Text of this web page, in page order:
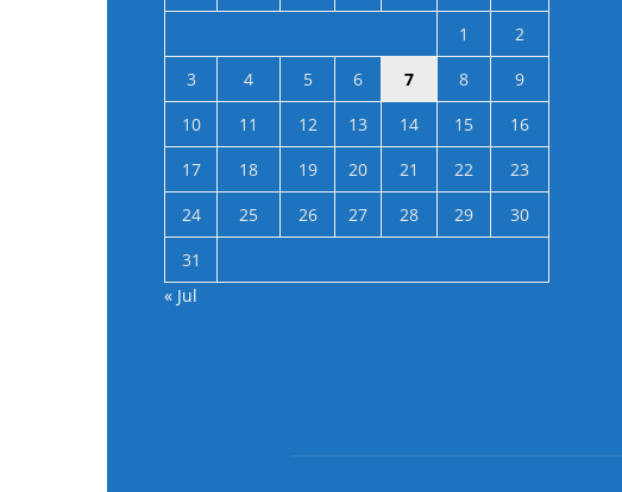
1
2
3
4 5 6 7 8
9
10
11 12 13 14 15
16
17
18 19 20 21 22
23
24
25 26 27 28 29
30
31
« Jul